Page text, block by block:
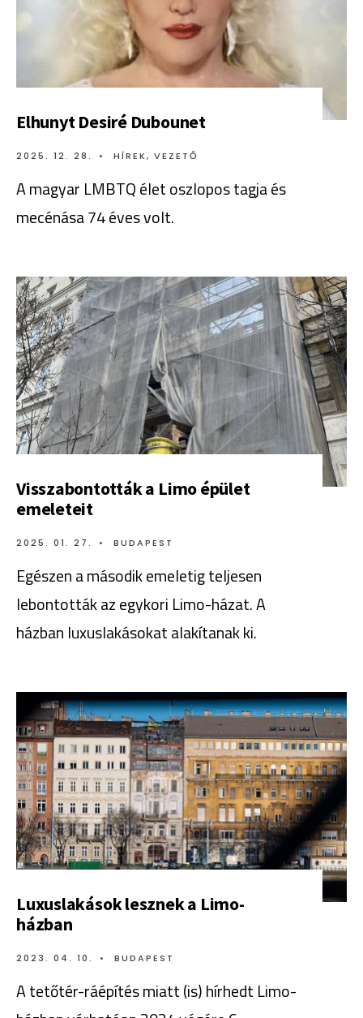
Elhunyt Desiré Dubounet
2025. 12. 28. • HÍREK, VEZETŐ
A magyar LMBTQ élet oszlopos tagja és
mecénása 74 éves volt.
Visszabontották a Limo épület
emeleteit
2025. 01. 27. • BUDAPEST
Egészen a második emeletig teljesen
lebontották az egykori Limo-házat. A
házban luxuslakásokat alakítanak ki.
Luxuslakások lesznek a Limo-
házban
2023. 04. 10. • BUDAPEST
A tetőtér-ráépítés miatt (is) hírhedt Limo-